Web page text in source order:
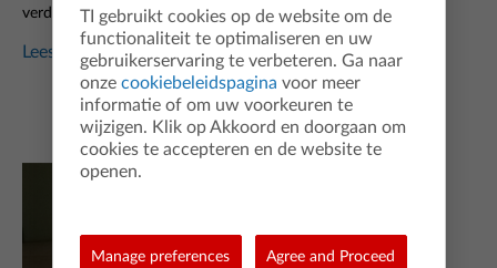
verdiepten in wiskunde."
Lees meer...
TI gebruikt cookies op de website om de
functionaliteit te optimaliseren en uw
gebruikerservaring te verbeteren. Ga naar
onze cookiebeleidspagina voor meer
informatie of om uw voorkeuren te
wijzigen. Klik op Akkoord en doorgaan om
cookies te accepteren en de website te
openen.
Manage preferences Agree and Proceed